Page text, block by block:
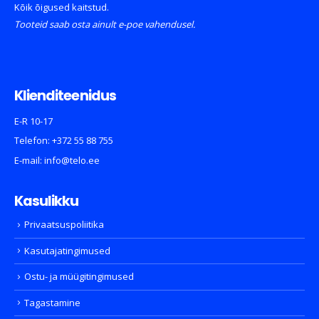
Kõik õigused kaitstud.
Tooteid saab osta ainult e-poe vahendusel.
Klienditeenidus
E-R 10-17
Telefon: +372 55 88 755
E-mail: info@telo.ee
Kasulikku
Privaatsuspoliitika
Kasutajatingimused
Ostu- ja müügitingimused
Tagastamine